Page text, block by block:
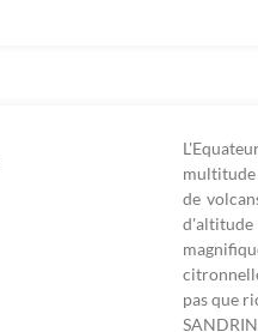
multitude
de
d'altitude
pas que